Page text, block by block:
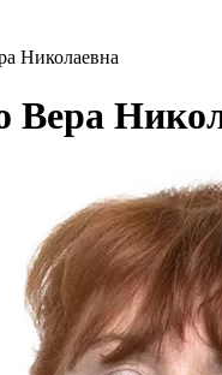
Николаевна
Вера